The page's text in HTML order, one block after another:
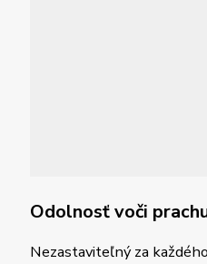
Odolnosť voči
Nezastaviteľný za